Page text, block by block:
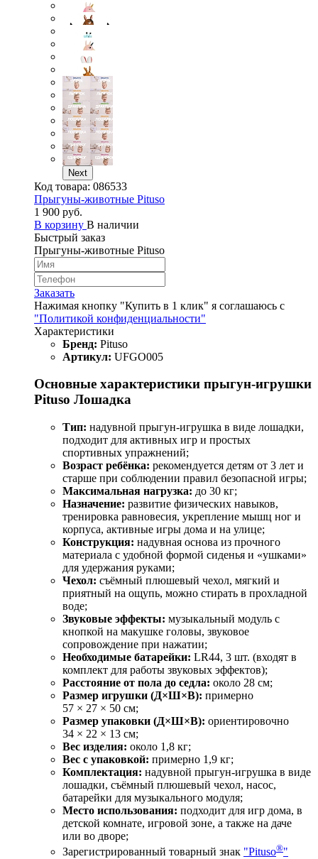
Next
Код товара: 086533
Прыгуны-животные Pituso
1 900 руб.
В корзину В наличии
Быстрый заказ
Прыгуны-животные Pituso
Заказать
Нажимая кнопку "Купить в 1 клик" я соглашаюсь с
"Политикой конфиденциальности"
Характеристики
Бренд: Pituso
Артикул: UFGO005
Основные характеристики прыгун‑игрушки
Pituso Лошадка
Тип: надувной прыгун‑игрушка в виде лошадки,
подходит для активных игр и простых
спортивных упражнений;
Возраст ребёнка: рекомендуется детям от 3 лет и
старше при соблюдении правил безопасной игры;
Максимальная нагрузка: до 30 кг;
Назначение: развитие физических навыков,
тренировка равновесия, укрепление мышц ног и
корпуса, активные игры дома и на улице;
Конструкция: надувная основа из прочного
материала с удобной формой сиденья и «ушками»
для удержания руками;
Чехол: съёмный плюшевый чехол, мягкий и
приятный на ощупь, можно стирать в прохладной
воде;
Звуковые эффекты: музыкальный модуль с
кнопкой на макушке головы, звуковое
сопровождение при нажатии;
Необходимые батарейки: LR44, 3 шт. (входят в
комплект для работы звуковых эффектов);
Расстояние от пола до седла: около 28 см;
Размер игрушки (Д×Ш×В): примерно
57 × 27 × 50 см;
Размер упаковки (Д×Ш×В): ориентировочно
34 × 22 × 13 см;
Вес изделия: около 1,8 кг;
Вес с упаковкой: примерно 1,9 кг;
Комплектация: надувной прыгун‑игрушка в виде
лошадки, съёмный плюшевый чехол, насос,
батарейки для музыкального модуля;
Место использования: подходит для игр дома, в
детской комнате, игровой зоне, а также на даче
или во дворе;
Зарегистрированный товарный знак "Pituso®"